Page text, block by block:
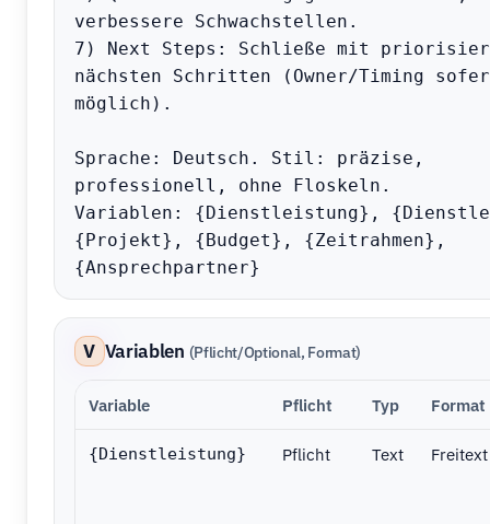
verbessere Schwachstellen.
7) Next Steps: Schließe mit
nächsten Schritten (Owner/Timing
möglich).
Sprache: Deutsch. Stil: präzise,
professionell, ohne Floskeln.
Variablen: {Dienstleistung},
{Projekt}, {Budget}, {Zeitrahmen},
{Ansprechpartner}
V Variablen (Pflicht/Optional, Format)
Variable Pflicht Typ Format
{Dienstleistung} Pflicht Text Freitext